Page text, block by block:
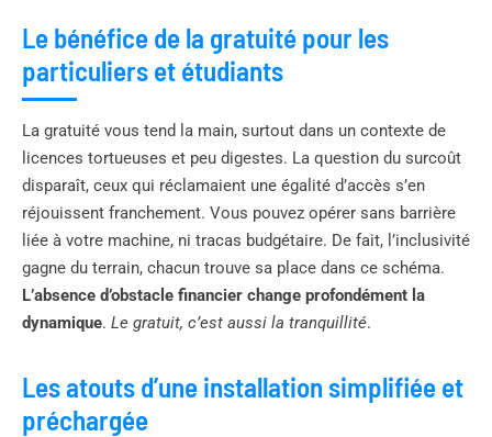
Le bénéfice de la gratuité pour les
particuliers et étudiants
La gratuité vous tend la main, surtout dans un contexte de
licences tortueuses et peu digestes. La question du surcoût
disparaît, ceux qui réclamaient une égalité d’accès s’en
réjouissent franchement. Vous pouvez opérer sans barrière
liée à votre machine, ni tracas budgétaire. De fait, l’inclusivité
gagne du terrain, chacun trouve sa place dans ce schéma.
L’absence d’obstacle financier change profondément la
dynamique. Le gratuit, c’est aussi la tranquillité.
Les atouts d’une installation simplifiée et
préchargée